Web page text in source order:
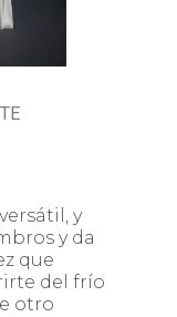
y
y da
que
del frío
otro